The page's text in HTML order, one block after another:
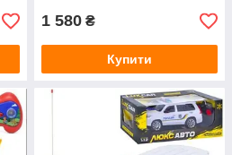
1 580 ₴
Купити